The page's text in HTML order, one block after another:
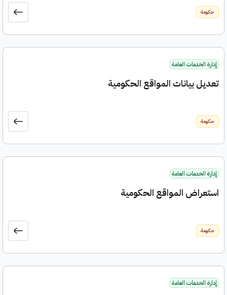
حكومة
إدارة الخدمات العامة
تعديل بيانات المواقع الحكومية
حكومة
إدارة الخدمات العامة
استعراض المواقع الحكومية
حكومة
إدارة الخدمات العامة